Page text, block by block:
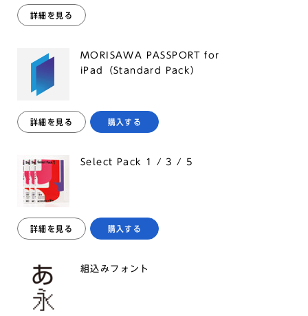
詳細を見る
MORISAWA PASSPORT for
iPad（Standard Pack）
詳細を見る 購入する
Select Pack 1 / 3 / 5
詳細を見る 購入する
組込みフォント